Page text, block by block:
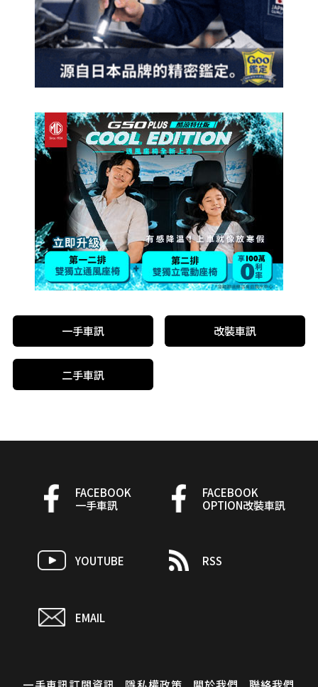
一手車訊 改裝車訊
二手車訊
FACEBOOK
一手車訊
FACEBOOK
OPTION改裝車訊
YOUTUBE RSS
EMAIL